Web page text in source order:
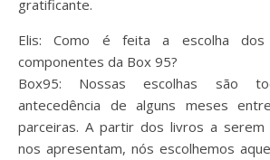
gratificante.
Elis: Como é feita a escolha
componentes da Box 95?
Box95: Nossas escolhas são
antecedência de alguns meses
parceiras. A partir dos livros a serem
nos apresentam, nós escolhemos